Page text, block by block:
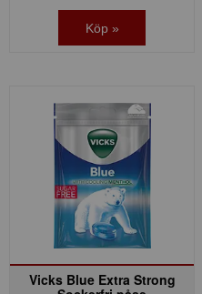
Köp »
Vicks Blue Extra Strong